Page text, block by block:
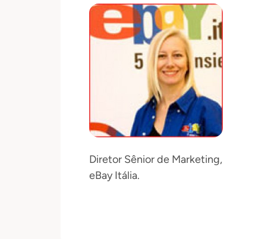
Diretor Sênior de Marketing,
eBay Itália.